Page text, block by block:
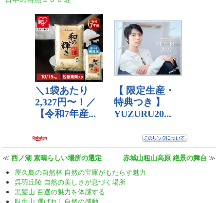
≪ 西ノ湖 素晴らしい場所の選定 赤城山粗山高原 絶景の舞台 ≫
屋久島の自然林 自然の宝庫がもたらす魅力
呉羽丘陵 自然の美しさが息づく場所
黒髪山 百選の魅力を体感する
臥牛山 選ばれし自然の感動